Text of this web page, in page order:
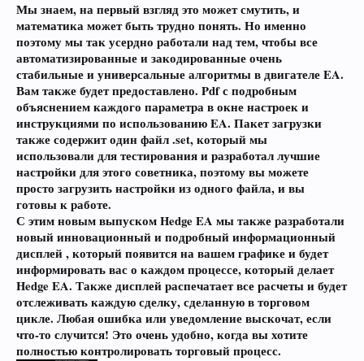
Мы знаем, на первый взгляд это может смутить, и
математика может быть трудно понять. Но именно
поэтому мы так усердно работали над тем, чтобы все
автоматизированныеи закодированные очень
стабильные и универсальные алгоритмы в двигателе EA.
Вам также будет предоставлено. Pdfс подробным
объяснением каждого параметра в окне настроек и
инструкциями по использованию EA. Пакет загрузки
также содержит одинфайл .set,который мы
использовали для тестирования и разработал лучшие
настройки для этого советника, поэтому вы можете
просто загрузить настройки из одного файла, и вы
готовы к работе.
С этим новым выпуском Hedge EA мы также разработали
новыйинновационный и подробный информационный
дисплей, который появится на вашем графике и будет
информировать вас о каждом процессе, который делает
Hedge EA. Также дисплей распечатает все расчеты и будет
отслеживать каждую сделку, сделанную в торговом
цикле. Любая ошибка или уведомление выскочат, если
что-то случится! Это очень удобно, когда вы хотите
полностью контролировать торговый процесс.